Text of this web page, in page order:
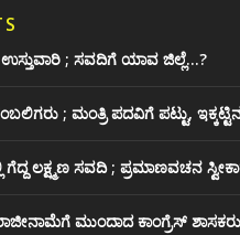
; ಸವದಿಗೆ ಯಾವ ಜಿಲ್ಲೆ…?
; ಮಂತ್ರಿ ಪದವಿಗೆ ‌ಪಟ್ಟು,
ಗೆದ್ದ ಲಕ್ಷ್ಮಣ ಸವದಿ ; ಪ್ರಮಾಣವಚನ
ಮುಂದಾದ ಕಾಂಗ್ರೆಸ್ ‌ಶಾಸಕರು